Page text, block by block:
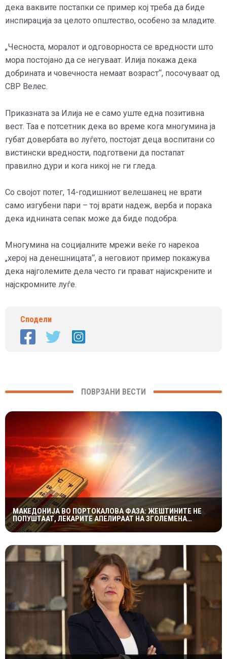
дека ваквите постапки се пример кој треба да биде
инспирација за целото општество, особено за младите.
„Чесноста, моралот и одговорноста се вредности што
мора постојано да се негуваат. Илија покажа дека
добрината и човечноста немаат возраст“, посочуваат од
СВР Велес.
Приказната за Илија не е само уште една позитивна
вест. Таа е потсетник дека во време кога многумина ја
губат довербата во луѓето, постојат деца воспитани со
вистински вредности, подготвени да постапат
правилно дури и кога никој не ги гледа.
Со својот потег, 14-годишниот велешанец не врати
само изгубени пари – тој врати надеж, верба и порака
дека иднината сепак може да биде подобра.
Многумина на социјалните мрежи веќе го нарекоа
„херој на денешницата“, а неговиот пример покажува
дека најголемите дела често ги прават најискрените и
најскромните луѓе.
Сподели
ПОВРЗАНИ ВЕСТИ
МАКЕДОНИЈА ВО ПОРТОКАЛОВА ФАЗА: ЖЕШТИНИТЕ НЕ
ПОПУШТААТ, ЛЕКАРИТЕ АПЕЛИРААТ НА ЗГОЛЕМЕНА
ПРЕТПАЗЛИВОСТ